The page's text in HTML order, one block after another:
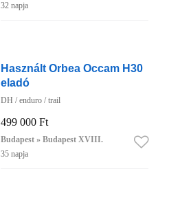
32 napja
Használt Orbea Occam H30
eladó
DH / enduro / trail
499 000 Ft
Budapest » Budapest XVIII.
35 napja